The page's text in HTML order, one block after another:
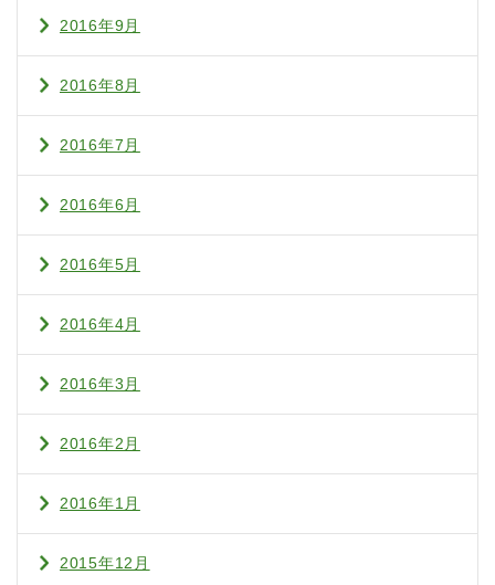
2016年9月
2016年8月
2016年7月
2016年6月
2016年5月
2016年4月
2016年3月
2016年2月
2016年1月
2015年12月